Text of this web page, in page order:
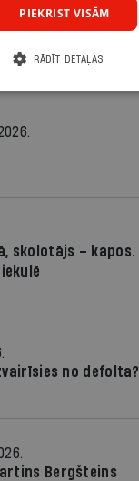
06.08.2026.
skolotājs – kapos.
no defolta?
Bergšteins
PIEKRIST VISĀM
RĀDĪT DETAĻAS